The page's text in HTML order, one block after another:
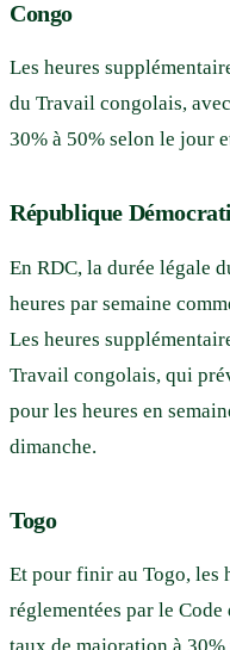
Congo
Les heures
du Travail congolais,
30% à 50% selon le jour
République
En RDC, la durée légale
heures par semaine
Les heures
Travail congolais, qui
pour les heures en
dimanche.
Togo
Et pour finir au Togo, les
réglementées par le